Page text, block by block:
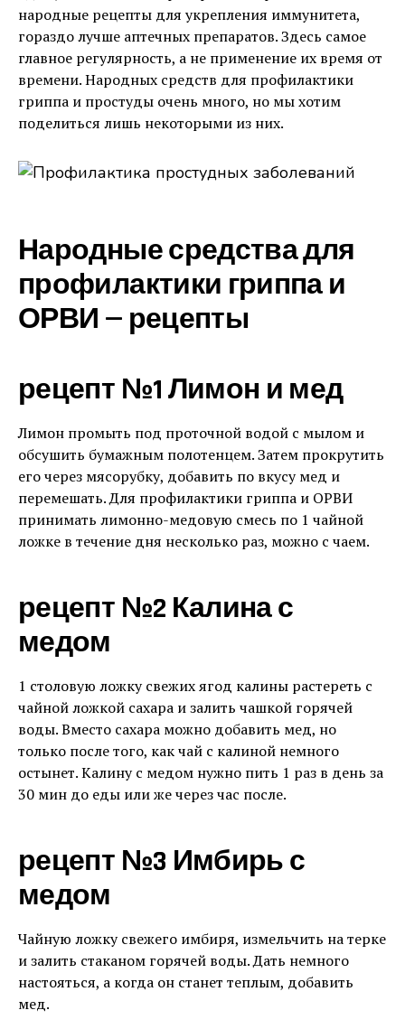
народные рецепты для укрепления иммунитета,
гораздо лучше аптечных препаратов. Здесь самое
главное регулярность, а не применение их время от
времени. Народных средств для профилактики
гриппа и простуды очень много, но мы хотим
поделиться лишь некоторыми из них.
Народные средства для
профилактики гриппа и
ОРВИ — рецепты
рецепт №1 Лимон и мед
Лимон промыть под проточной водой с мылом и
обсушить бумажным полотенцем. Затем прокрутить
его через мясорубку, добавить по вкусу мед и
перемешать. Для профилактики гриппа и ОРВИ
принимать лимонно-медовую смесь по 1 чайной
ложке в течение дня несколько раз, можно с чаем.
рецепт №2 Калина с
медом
1 столовую ложку свежих ягод калины растереть с
чайной ложкой сахара и залить чашкой горячей
воды. Вместо сахара можно добавить мед, но
только после того, как чай с калиной немного
остынет. Калину с медом нужно пить 1 раз в день за
30 мин до еды или же через час после.
рецепт №3 Имбирь с
медом
Чайную ложку свежего имбиря, измельчить на терке
и залить стаканом горячей воды. Дать немного
настояться, а когда он станет теплым, добавить
мед.